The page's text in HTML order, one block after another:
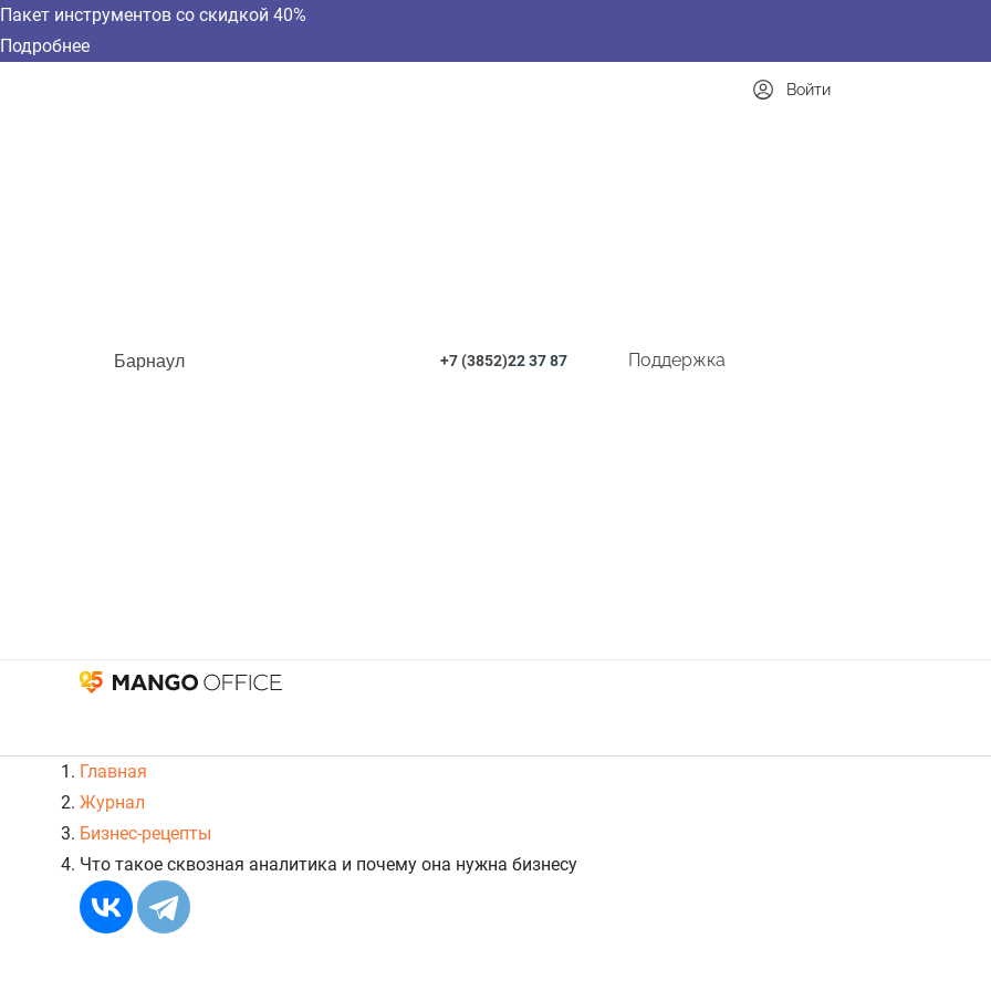
Пакет инструментов со скидкой 40%
Подробнее
Барнаул +7 (3852)22 37 87 Поддержка
Войти
Главная
Журнал
Бизнес-рецепты
Что такое сквозная аналитика и почему она нужна бизнесу